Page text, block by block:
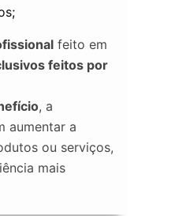
feito em
feitos por
, a
aumentar a
ou serviços,
mais